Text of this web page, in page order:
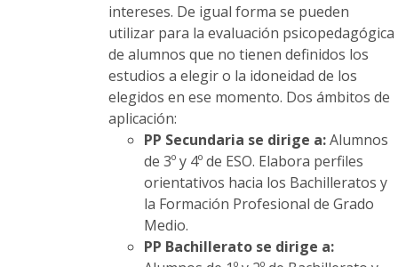
intereses. De igual forma se pueden
utilizar para la evaluación psicopedagógica
de alumnos que no tienen definidos los
estudios a elegir o la idoneidad de los
elegidos en ese momento. Dos ámbitos de
aplicación:
PP Secundaria se dirige a:Alumnos
de 3º y 4º de ESO. Elabora perfiles
orientativos hacia los Bachilleratos y
la Formación Profesional de Grado
Medio.
PP Bachillerato se dirige a: